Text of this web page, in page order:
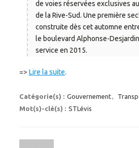
de voies réservées exclusives
de la Rive-Sud. Une première
construite dès cet automne
le boulevard Alphonse-
service en 2015.
=> Lire la suite.
Catégorie(s) : Gouvernement,
Mot(s)-clé(s) : STLévis